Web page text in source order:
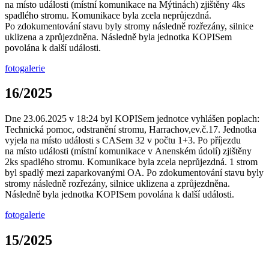
na místo události (místní komunikace na Mýtinách) zjištěny 4ks
spadlého stromu. Komunikace byla zcela neprůjezdná.
Po zdokumentování stavu byly stromy následně rozřezány, silnice
uklizena a zprůjezdněna. Následně byla jednotka KOPISem
povolána k další události.
fotogalerie
16/2025
Dne 23.06.2025 v 18:24 byl KOPISem jednotce vyhlášen poplach:
Technická pomoc, odstranění stromu, Harrachov,ev.č.17. Jednotka
vyjela na místo události s CASem 32 v počtu 1+3. Po příjezdu
na místo události (místní komunikace v Anenském údolí) zjištěny
2ks spadlého stromu. Komunikace byla zcela neprůjezdná. 1 strom
byl spadlý mezi zaparkovanými OA. Po zdokumentování stavu byly
stromy následně rozřezány, silnice uklizena a zprůjezdněna.
Následně byla jednotka KOPISem povolána k další události.
fotogalerie
15/2025